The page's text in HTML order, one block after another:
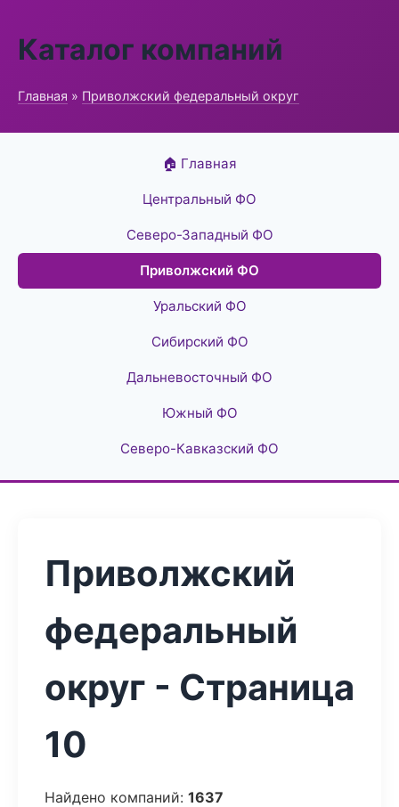
Каталог компаний
Главная » Приволжский федеральный округ
🏠 Главная
Центральный ФО
Северо-Западный ФО
Приволжский ФО
Уральский ФО
Сибирский ФО
Дальневосточный ФО
Южный ФО
Северо-Кавказский ФО
Приволжский
федеральный
округ - Страница
10
Найдено компаний: 1637